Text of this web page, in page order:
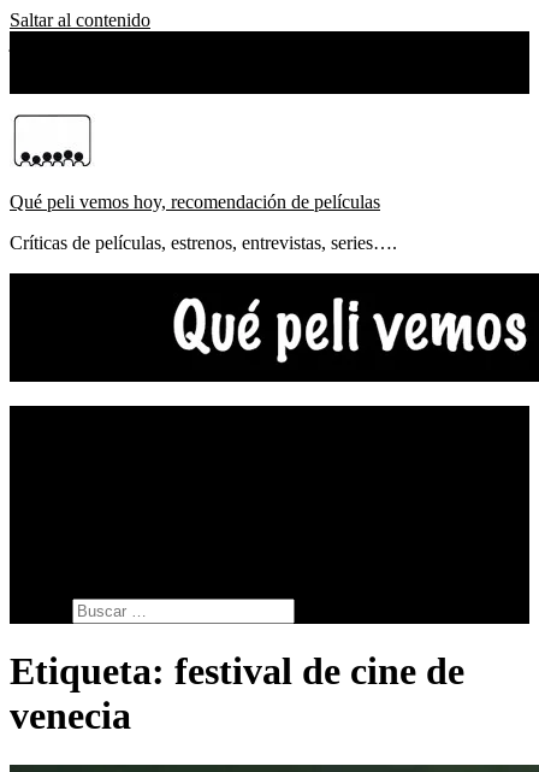
Saltar al contenido
Qué peli vemos hoy, recomendación de películas
Críticas de películas, estrenos, entrevistas, series….
Etiqueta: festival de cine de
venecia